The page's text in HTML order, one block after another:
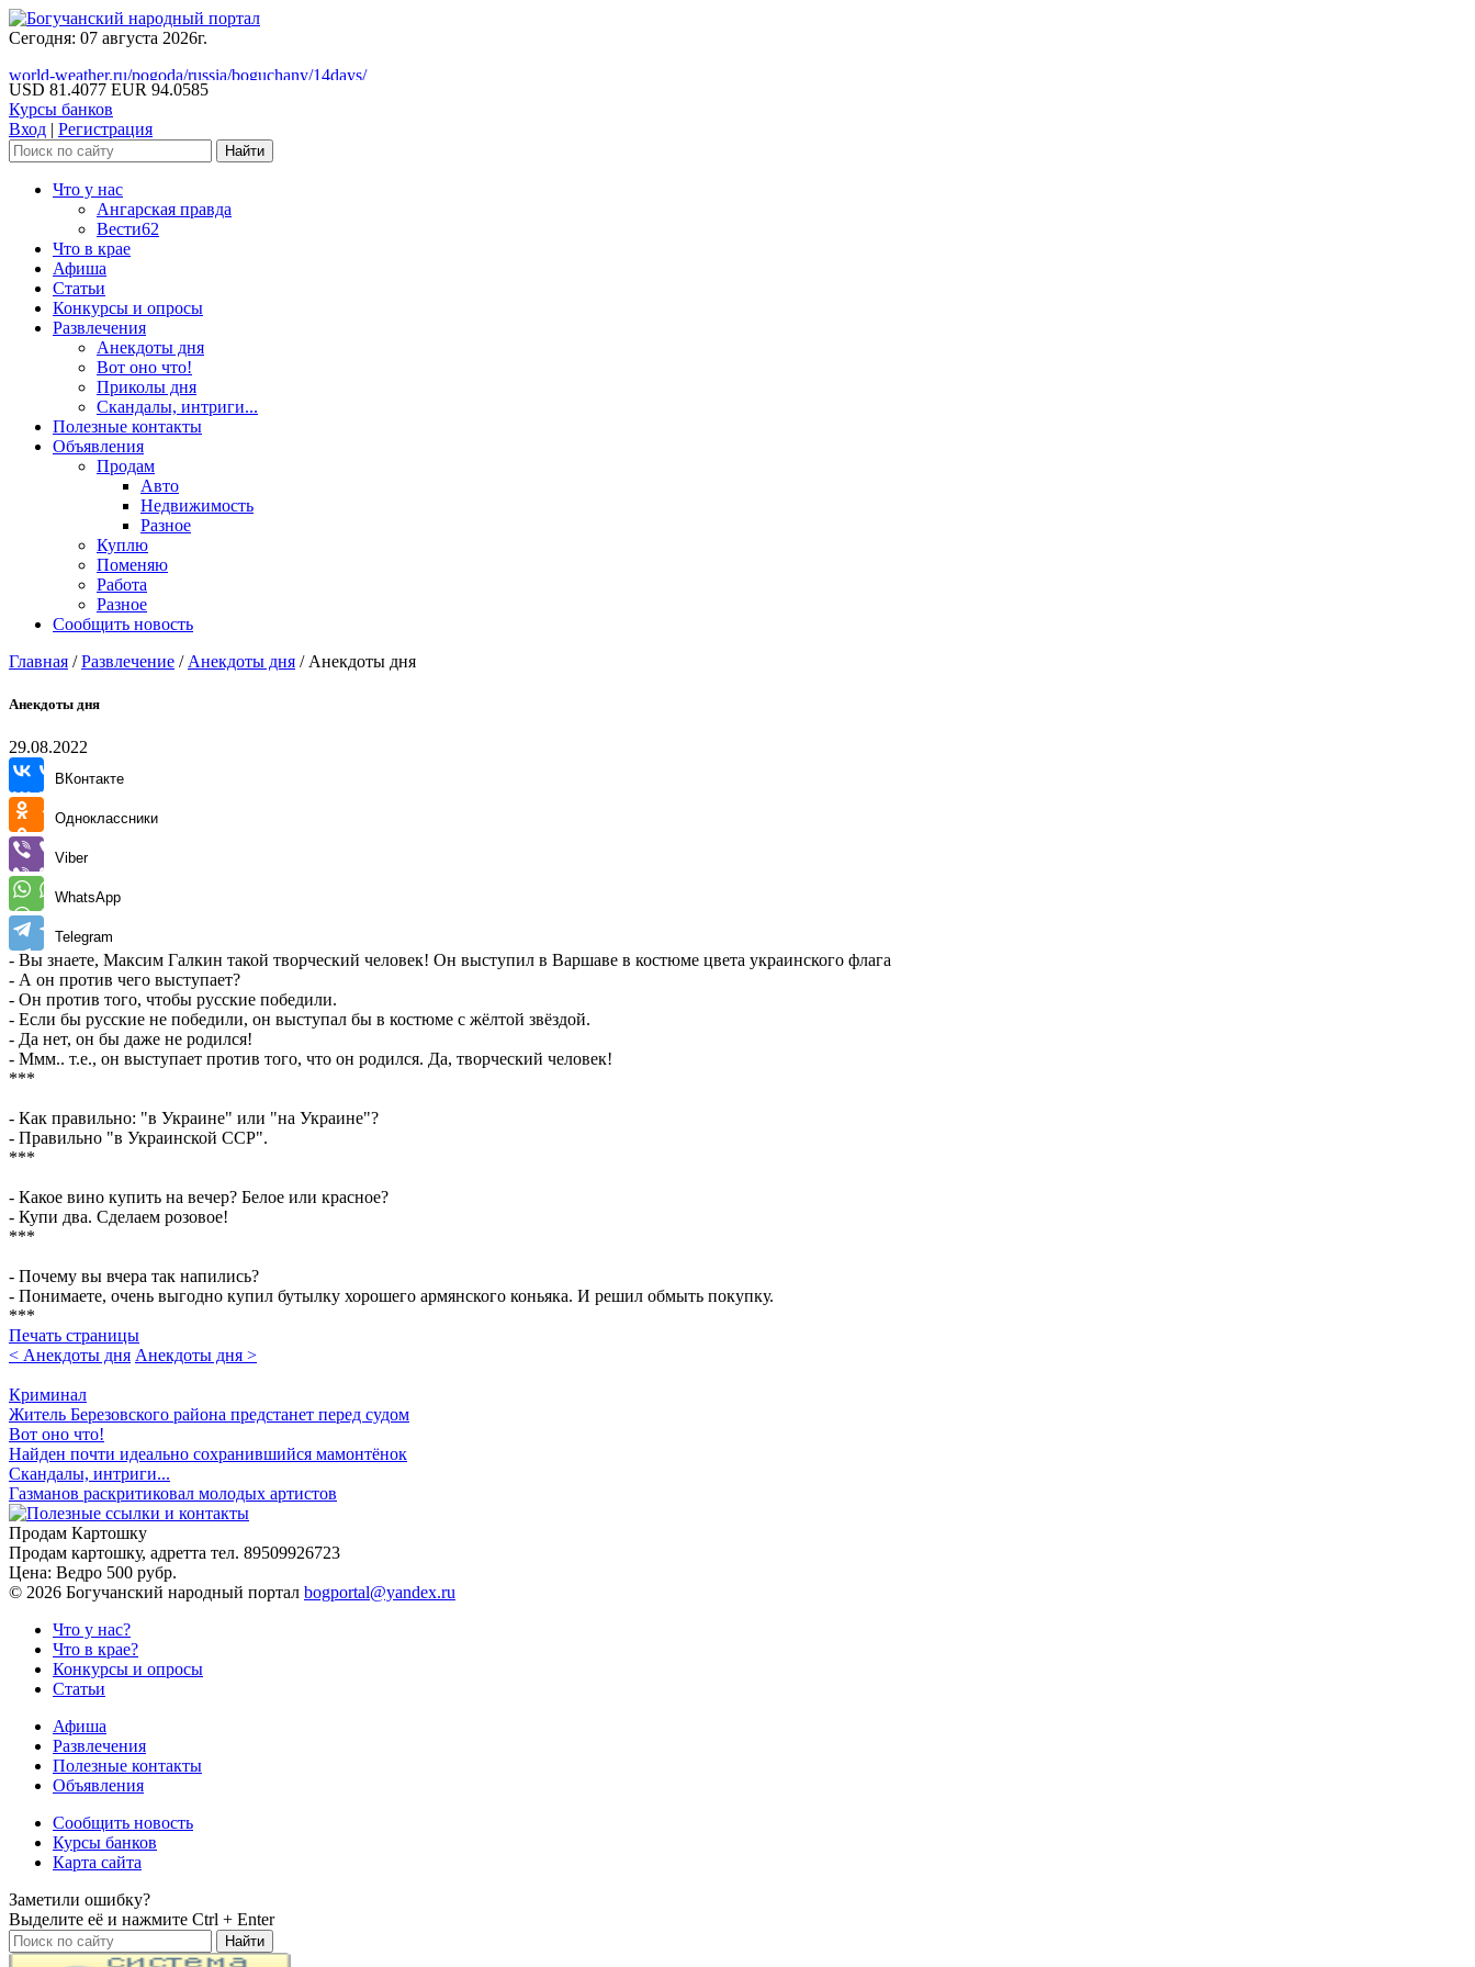
Сегодня: 07 августа 2026г.
world-weather.ru/pogoda/russia/boguchany/14days/
USD 81.4077 EUR 94.0585
Курсы банков
Вход | Регистрация
Что у нас
Ангарская правда
Вести62
Что в крае
Афиша
Статьи
Конкурсы и опросы
Развлечения
Анекдоты дня
Вот оно что!
Приколы дня
Скандалы, интриги...
Полезные контакты
Объявления
Продам
Авто
Недвижимость
Разное
Куплю
Поменяю
Работа
Разное
Сообщить новость
Главная /Развлечение / Анекдоты дня / Анекдоты дня
Анекдоты дня
29.08.2022
ВКонтакте
Одноклассники
Viber
WhatsApp
Telegram
- Вы знаете, Максим Галкин такой творческий человек! Он выступил в Варшаве в костюме цвета украинского флага
- А он против чего выступает?
- Он против того, чтобы русские победили.
- Если бы русские не победили, он выступал бы в костюме с жёлтой звёздой.
- Да нет, он бы даже не родился!
- Ммм.. т.е., он выступает против того, что он родился. Да, творческий человек!
***
- Как правильно: "в Украине" или "на Украине"?
- Правильно "в Украинской ССР".
***
- Какое вино купить на вечер? Белое или красное?
- Купи два. Сделаем розовое!
***
- Почему вы вчера так напились?
- Понимаете, очень выгодно купил бутылку хорошего армянского коньяка. И решил обмыть покупку.
***
Печать страницы
< Анекдоты дня Анекдоты дня >
Криминал
Житель Березовского района предстанет перед судом
Вот оно что!
Найден почти идеально сохранившийся мамонтёнок
Скандалы, интриги...
Газманов раскритиковал молодых артистов
Продам Картошку
Продам картошку, адретта тел. 89509926723
Цена: Ведро 500 рубр.
© 2026 Богучанский народный портал bogportal@yandex.ru
Что у нас?
Что в крае?
Конкурсы и опросы
Статьи
Афиша
Развлечения
Полезные контакты
Объявления
Сообщить новость
Курсы банков
Карта сайта
Заметили ошибку?
Выделите её и нажмите Ctrl + Enter